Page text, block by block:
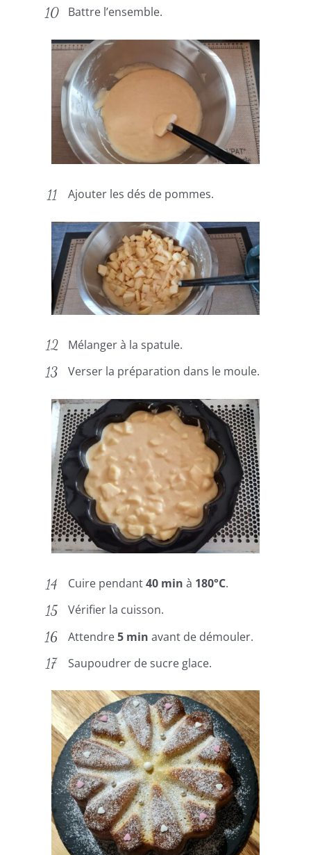
Battre l’ensemble.
Ajouter les dés de pommes.
Mélanger à la spatule.
Verser la préparation dans le moule.
Cuire pendant40 min à 180°C.
Vérifier la cuisson.
Attendre5 min avant de démouler.
Saupoudrer de sucre glace.